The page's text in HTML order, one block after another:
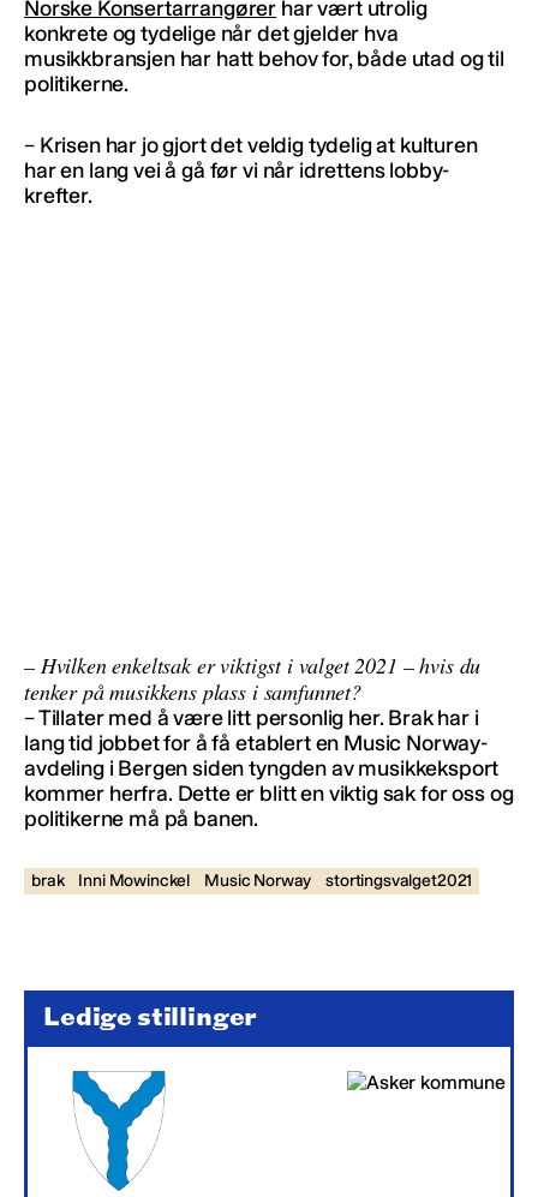
Norske Konsertarrangører har vært utrolig
konkrete og tydelige når det gjelder hva
musikkbransjen har hatt behov for, både utad og til
politikerne.
– Krisen har jo gjort det veldig tydelig at kulturen
har en lang vei å gå før vi når idrettens lobby-
krefter.
– Hvilken enkeltsak er viktigst i valget 2021 – hvis du
tenker på musikkens plass i samfunnet?
– Tillater med å være litt personlig her. Brak har i
lang tid jobbet for å få etablert en Music Norway-
avdeling i Bergen siden tyngden av musikkeksport
kommer herfra. Dette er blitt en viktig sak for oss og
politikerne må på banen.
brak Inni Mowinckel Music Norway stortingsvalget2021
Ledige stillinger